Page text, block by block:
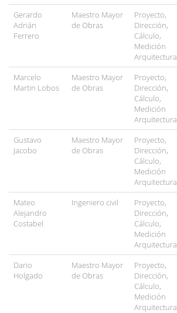
Gerardo
Adrián
Ferrero
Maestro Mayor
de Obras
Proyecto,
Dirección,
Cálculo,
Medición
Arquitectura
Marcelo
Martin Lobos
Maestro Mayor
de Obras
Proyecto,
Dirección,
Cálculo,
Medición
Arquitectura
Gustavo
Jacobo
Maestro Mayor
de Obras
Proyecto,
Dirección,
Cálculo,
Medición
Arquitectura
Mateo
Alejandro
Costabel
Ingeniero civil
Proyecto,
Dirección,
Cálculo,
Medición
Arquitectura
Dario
Holgado
Maestro Mayor
de Obras
Proyecto,
Dirección,
Cálculo,
Medición
Arquitectura